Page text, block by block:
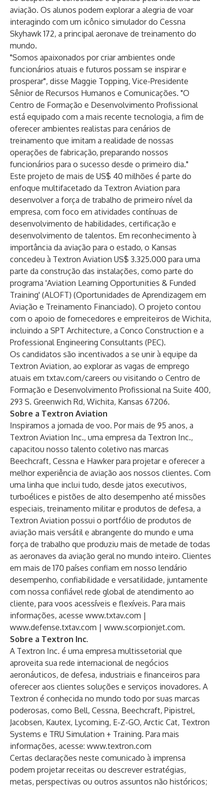
aviação. Os alunos podem explorar a alegria de voar
interagindo com um icônico simulador do Cessna
Skyhawk 172, a principal aeronave de treinamento do
mundo.
"Somos apaixonados por criar ambientes onde
funcionários atuais e futuros possam se inspirar e
prosperar", disse Maggie Topping, Vice-Presidente
Sênior de Recursos Humanos e Comunicações. "O
Centro de Formação e Desenvolvimento Profissional
está equipado com a mais recente tecnologia, a fim de
oferecer ambientes realistas para cenários de
treinamento que imitam a realidade de nossas
operações de fabricação, preparando nossos
funcionários para o sucesso desde o primeiro dia."
Este projeto de mais de US$ 40 milhões é parte do
enfoque multifacetado da Textron Aviation para
desenvolver a força de trabalho de primeiro nível da
empresa, com foco em atividades contínuas de
desenvolvimento de habilidades, certificação e
desenvolvimento de talentos. Em reconhecimento à
importância da aviação para o estado, o Kansas
concedeu à Textron Aviation US$ 3.325.000 para uma
parte da construção das instalações, como parte do
programa 'Aviation Learning Opportunities & Funded
Training' (ALOFT) (Oportunidades de Aprendizagem em
Aviação e Treinamento Financiado). O projeto contou
com o apoio de fornecedores e empreiteiros de Wichita,
incluindo a SPT Architecture, a Conco Construction e a
Professional Engineering Consultants (PEC).
Os candidatos são incentivados a se unir à equipe da
Textron Aviation, ao explorar as vagas de emprego
atuais em txtav.com/careers ou visitando o Centro de
Formação e Desenvolvimento Profissional na Suite 400,
293 S. Greenwich Rd, Wichita, Kansas 67206.
Sobre a Textron Aviation
Inspiramos a jornada de voo. Por mais de 95 anos, a
Textron Aviation Inc., uma empresa da Textron Inc.,
capacitou nosso talento coletivo nas marcas
Beechcraft, Cessna e Hawker para projetar e oferecer a
melhor experiência de aviação aos nossos clientes. Com
uma linha que inclui tudo, desde jatos executivos,
turboélices e pistões de alto desempenho até missões
especiais, treinamento militar e produtos de defesa, a
Textron Aviation possui o portfólio de produtos de
aviação mais versátil e abrangente do mundo e uma
força de trabalho que produziu mais de metade de todas
as aeronaves da aviação geral no mundo inteiro. Clientes
em mais de 170 países confiam em nosso lendário
desempenho, confiabilidade e versatilidade, juntamente
com nossa confiável rede global de atendimento ao
cliente, para voos acessíveis e flexíveis. Para mais
informações, acesse www.txtav.com |
www.defense.txtav.com | www.scorpionjet.com.
Sobre a Textron Inc.
A Textron Inc. é uma empresa multissetorial que
aproveita sua rede internacional de negócios
aeronáuticos, de defesa, industriais e financeiros para
oferecer aos clientes soluções e serviços inovadores. A
Textron é conhecida no mundo todo por suas marcas
poderosas, como Bell, Cessna, Beechcraft, Pipistrel,
Jacobsen, Kautex, Lycoming, E-Z-GO, Arctic Cat, Textron
Systems e TRU Simulation + Training. Para mais
informações, acesse: www.textron.com
Certas declarações neste comunicado à imprensa
podem projetar receitas ou descrever estratégias,
metas, perspectivas ou outros assuntos não históricos;